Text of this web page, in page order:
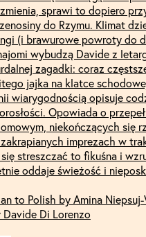
sprawi to dopiero
do Rzymu. Klimat
(i brawurowe powroty do
wybudzą Davide z
zagadki: coraz
jajka na klatce
wiarygodnością opisuje
Opowiada o
niekończących się
imprezach w
streszczać to fikuśna i
oddaje świeżość i
to Polish by Amina
Di Lorenzo